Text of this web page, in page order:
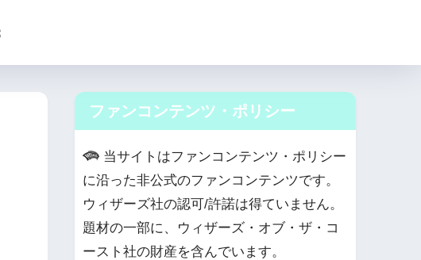
ファンコンテンツ・ポリシー
当サイトはファンコンテンツ・ポリシー
に沿った非公式のファンコンテンツです。
ウィザーズ社の認可/許諾は得ていません。
題材の一部に、ウィザーズ・オブ・ザ・コ
ースト社の財産を含んでいます。